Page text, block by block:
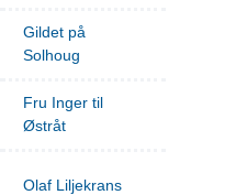
Gildet på
Solhoug
Fru Inger til
Østråt
Olaf Liljekrans